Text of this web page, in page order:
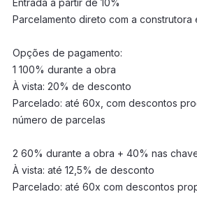
Entrada a partir de 10%
Parcelamento direto com a construtora
Opções de pagamento:
1 100% durante a obra
À vista: 20% de desconto
Parcelado: até 60x, com descontos
número de parcelas
2 60% durante a obra + 40% nas
À vista: até 12,5% de desconto
Parcelado: até 60x com descontos